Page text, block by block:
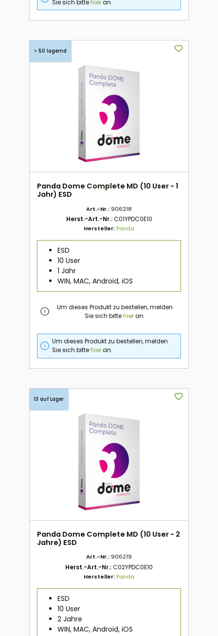
Sie sich bittehieran.
> 50 lagernd
Panda Dome Complete MD (10 User - 1
Jahr) ESD
Art.-Nr.: 906218
Herst.-Art.-Nr.:C01YPDC0E10
Hersteller:Panda
ESD
10 User
1 Jahr
WIN, MAC, Android, iOS
Um dieses Produkt zu bestellen, melden
Sie sich bittehieran.
Um dieses Produkt zu bestellen, melden
Sie sich bittehieran.
13 auf Lager
Panda Dome Complete MD (10 User - 2
Jahre) ESD
Art.-Nr.: 906219
Herst.-Art.-Nr.:C02YPDC0E10
Hersteller:Panda
ESD
10 User
2 Jahre
WIN, MAC, Android, iOS